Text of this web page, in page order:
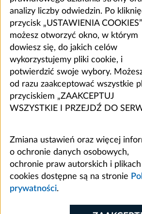
analizy liczby odwiedzin. Po
przycisk „USTAWIENIA COOKIES”
możesz otworzyć okno, w którym
dowiesz się, do jakich celów
wykorzystujemy pliki cookie, i
potwierdzić swoje wybory.
od razu zaakceptować wszystkie
przyciskiem „ZAAKCEPTUJ
WSZYSTKIE I PRZEJDŹ DO
Zmiana ustawień oraz więcej
o ochronie danych osobowych,
ochronie praw autorskich i plikach
cookies dostępne są na stronie
prywatności.